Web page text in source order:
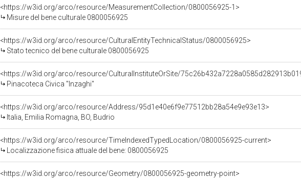
<https://w3id.org/arco/resource/MeasurementCollection/0800056925-1>
Misure del bene culturale 0800056925
<https://w3id.org/arco/resource/CulturalEntityTechnicalStatus/0800056925>
Stato tecnico del bene culturale 0800056925
<https://w3id.org/arco/resource/CulturalInstituteOrSite/
Pinacoteca Civica "Inzaghi"
<https://w3id.org/arco/resource/Address/95d1e40e6f9e77512bb28a54e9e93e13>
Italia, Emilia Romagna, BO, Budrio
<https://w3id.org/arco/resource/TimeIndexedTypedLocation/0800056925-current>
Localizzazione fisica attuale del bene: 0800056925
<https://w3id.org/arco/resource/Geometry/0800056925-geometry-point>